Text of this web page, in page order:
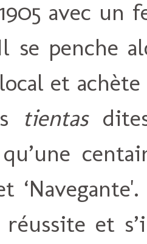
avec un
se penche
et
tientas
et